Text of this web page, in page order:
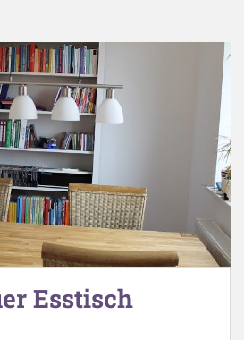
Esstisch